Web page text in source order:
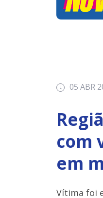
05 ABR
com
em
Vítima foi